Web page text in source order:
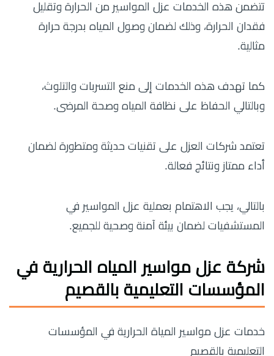
تتضمن هذه الخدمات عزل المواسير من الحرارة وتقليل
فقدان الحرارة، وذلك لضمان وصول المياه بدرجة حرارة
مثالية.
كما تهدف هذه الخدمات إلى منع التسربات والتلوث،
وبالتالي الحفاظ على نظافة المياه وصحة المرضى.
تعتمد شركات العزل على تقنيات حديثة ومتطورة لضمان
أداء ممتاز ونتائج فعالة.
بالتالي، يجب الاهتمام بعملية عزل المواسير في
المستشفيات لضمان بيئة آمنة وصحية للجميع.
شركة عزل مواسير المياه الحرارية في
المؤسسات التعليمية بالقصيم
خدمات عزل مواسير المياة الحرارية في المؤسسات
التعليمية بالقصيم